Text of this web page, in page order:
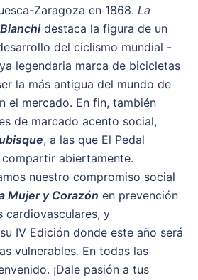
Zaragoza en 1868. La
destaca la figura de un
del ciclismo mundial -
legendaria marca de bicicletas
la más antigua del mundo de
el mercado. En fin, también
de marcado acento social,
, a las que El Pedal
abiertamente.
nuestro compromiso social
Mujer y Corazón en prevención
cardiovasculares, y
IV Edición donde este año será
vulnerables. En todas las
¡Dale pasión a tus